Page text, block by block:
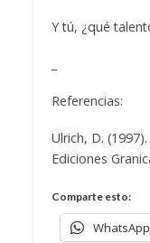
Y tú, ¿qué
Referencias:
Ulrich, D. (1997).
Ediciones
Comparte esto:
WhatsApp